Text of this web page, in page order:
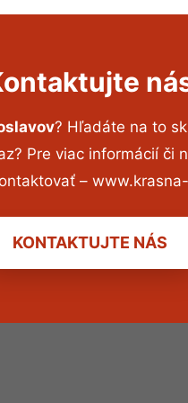
? Hľadáte na to
Pre viac informácií či
–
KONTAKTUJTE NÁS